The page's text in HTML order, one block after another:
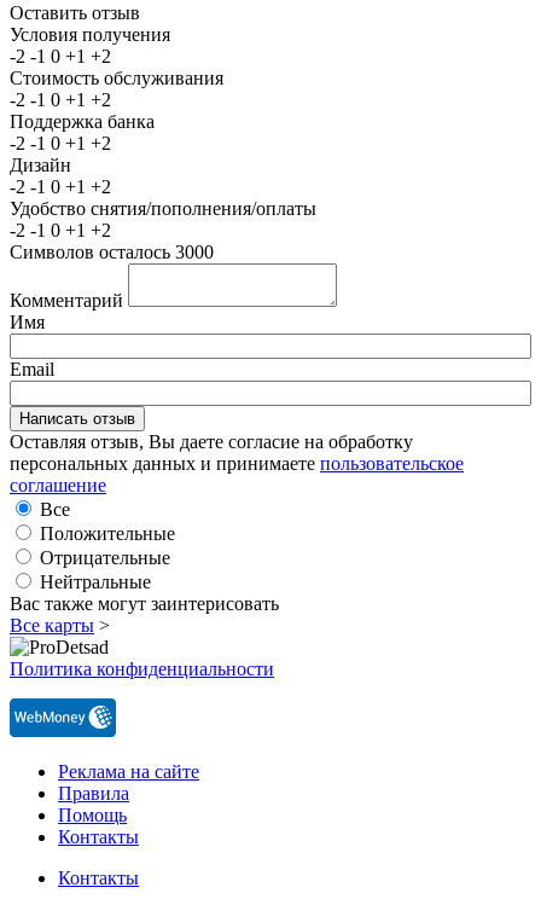
Оставить отзыв
Условия получения
-2 -1 0 +1 +2
Стоимость обслуживания
-2 -1 0 +1 +2
Поддержка банка
-2 -1 0 +1 +2
Дизайн
-2 -1 0 +1 +2
Удобство снятия/пополнения/оплаты
-2 -1 0 +1 +2
Символов осталось 3000
Комментарий
Имя
Email
Оставляя отзыв, Вы даете согласие на обработку
персональных данных и принимаете пользовательское
соглашение
Все
Положительные
Отрицательные
Нейтральные
Вас также могут заинтерисовать
Все карты >
Политика конфиденциальности
Реклама на сайте
Правила
Помощь
Контакты
Контакты